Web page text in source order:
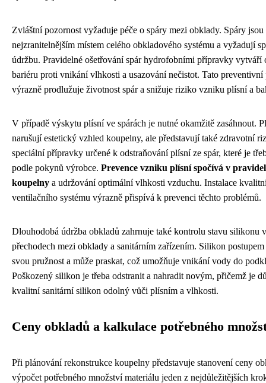
Zvláštní pozornost vyžaduje péče o spáry mezi obklady. Spáry jsou
nejzranitelnějším místem celého obkladového systému a vyžadují
údržbu. Pravidelné ošetřování spár hydrofobními přípravky vytváří
bariéru proti vnikání vlhkosti a usazování nečistot. Tato preventivní
výrazně prodlužuje životnost spár a snižuje riziko vzniku plísní a
V případě výskytu plísní ve spárách je nutné okamžitě zasáhnout.
narušují estetický vzhled koupelny, ale představují také zdravotní
speciální přípravky určené k odstraňování plísní ze spár, které je
podle pokynů výrobce. Prevence vzniku plísní spočívá v
koupelny a udržování optimální vlhkosti vzduchu. Instalace
ventilačního systému výrazně přispívá k prevenci těchto problémů.
Dlouhodobá údržba obkladů zahrnuje také kontrolu stavu silikonu
přechodech mezi obklady a sanitárním zařízením. Silikon postupem
svou pružnost a může praskat, což umožňuje vnikání vody do
Poškozený silikon je třeba odstranit a nahradit novým, přičemž je
kvalitní sanitární silikon odolný vůči plísním a vlhkosti.
Ceny obkladů a kalkulace potřebného
Při plánování rekonstrukce koupelny představuje stanovení ceny
výpočet potřebného množství materiálu jeden z nejdůležitějších